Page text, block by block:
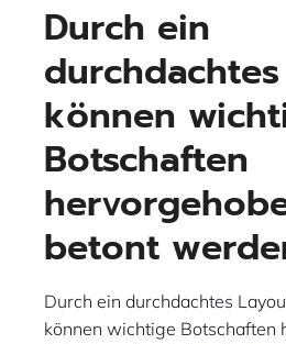
Durch ein
können
Botschaften
betont
Durch ein durchdachtes
können wichtige Botschaften